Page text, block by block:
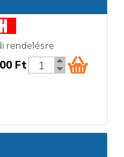
rendelésre
Ft